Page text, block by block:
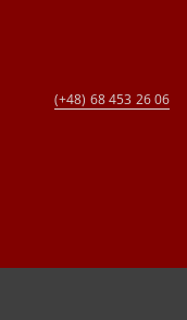
(+48) 68 453 26 06